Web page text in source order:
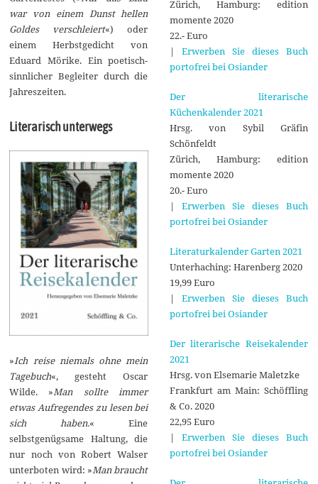
war von einem Dunst hellen
Goldes verschleiert«) oder
einem Herbstgedicht von
Eduard Mörike. Ein poetisch-
sinnlicher Begleiter durch die
Jahreszeiten.
Literarisch unterwegs
»Ich reise niemals ohne mein
Tagebuch«, gesteht Oscar
Wilde. »Man sollte immer
etwas Aufregendes zu lesen bei
sich haben.« Eine
selbstgenügsame Haltung, die
nur noch von Robert Walser
unterboten wird: »Man braucht
Zürich, Hamburg: edition
momente 2020
22.- Euro
| Erwerben Sie dieses Buch
portofrei bei Osiander
Der literarische
Küchenkalender 2021
Hrsg. von Sybil Gräfin
Schönfeldt
Zürich, Hamburg: edition
momente 2020
20.- Euro
| Erwerben Sie dieses Buch
portofrei bei Osiander
Literaturkalender Garten 2021
Unterhaching: Harenberg 2020
19,99 Euro
| Erwerben Sie dieses Buch
portofrei bei Osiander
Der literarische Reisekalender
2021
Hrsg. von Elsemarie Maletzke
Frankfurt am Main: Schöffling
& Co. 2020
22,95 Euro
| Erwerben Sie dieses Buch
portofrei bei Osiander